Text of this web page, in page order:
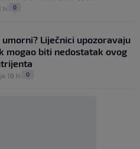
h 0
Liječnici upozoravaju
mogao biti nedostatak ovog
16 h 0